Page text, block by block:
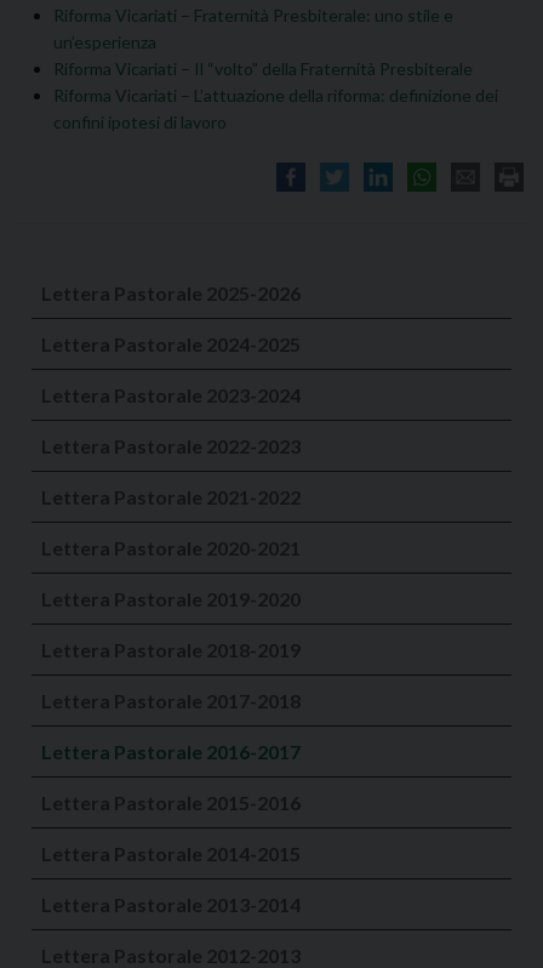
Riforma Vicariati – Fraternità Presbiterale: uno stile e
un’esperienza
Riforma Vicariati – Il “volto” della Fraternità Presbiterale
Riforma Vicariati – L’attuazione della riforma: definizione dei
confini ipotesi di lavoro
Lettera Pastorale 2025-2026
Lettera Pastorale 2024-2025
Lettera Pastorale 2023-2024
Lettera Pastorale 2022-2023
Lettera Pastorale 2021-2022
Lettera Pastorale 2020-2021
Lettera Pastorale 2019-2020
Lettera Pastorale 2018-2019
Lettera Pastorale 2017-2018
Lettera Pastorale 2016-2017
Lettera Pastorale 2015-2016
Lettera Pastorale 2014-2015
Lettera Pastorale 2013-2014
Lettera Pastorale 2012-2013